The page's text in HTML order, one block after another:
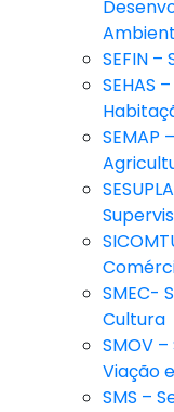
SEFIN
SEHAS
SEMAP
SMEC-
Cultura
SMOV
Viação
SMS –